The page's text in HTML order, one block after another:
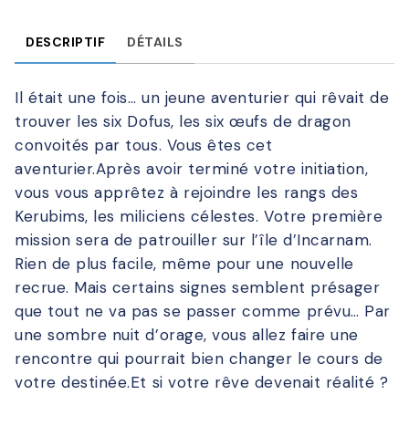
DESCRIPTIF DÉTAILS
Il était une fois… un jeune aventurier qui rêvait de
trouver les six Dofus, les six œufs de dragon
convoités par tous. Vous êtes cet
aventurier.Après avoir terminé votre initiation,
vous vous apprêtez à rejoindre les rangs des
Kerubims, les miliciens célestes. Votre première
mission sera de patrouiller sur l’île d’Incarnam.
Rien de plus facile, même pour une nouvelle
recrue. Mais certains signes semblent présager
que tout ne va pas se passer comme prévu… Par
une sombre nuit d’orage, vous allez faire une
rencontre qui pourrait bien changer le cours de
votre destinée.Et si votre rêve devenait réalité ?